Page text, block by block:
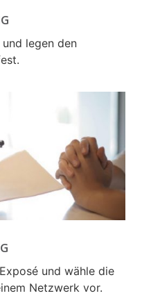
legen den
und wähle die
Netzwerk vor.